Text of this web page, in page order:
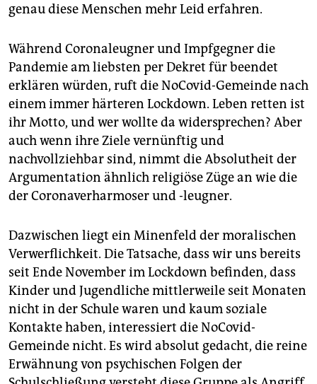
genau diese Menschen mehr Leid erfahren.
Während Coronaleugner und Impfgegner die
Pandemie am liebsten per Dekret für beendet
erklären würden, ruft die NoCovid-Gemeinde nach
einem immer härteren Lockdown. Leben retten ist
ihr Motto, und wer wollte da widersprechen? Aber
auch wenn ihre Ziele vernünftig und
nachvollziehbar sind, nimmt die Absolutheit der
Argumentation ähnlich religiöse Züge an wie die
der Coronaverharmoser und -leugner.
Dazwischen liegt ein Minenfeld der moralischen
Verwerflichkeit. Die Tatsache, dass wir uns bereits
seit Ende November im Lockdown befinden, dass
Kinder und Jugendliche mittlerweile seit Monaten
nicht in der Schule waren und kaum soziale
Kontakte haben, interessiert die NoCovid-
Gemeinde nicht. Es wird absolut gedacht, die reine
Erwähnung von psychischen Folgen der